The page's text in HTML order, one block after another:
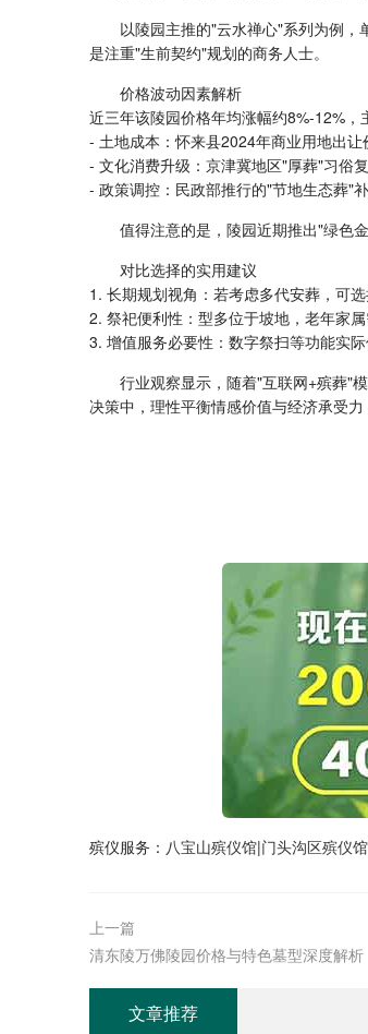
以陵园主推的"云水禅心"系列为例
是注重"生前契约"规划的商务人士。
价格波动因素解析
近三年该陵园价格年均涨幅约8%-12%，
- 土地成本：怀来县2024年商业用地出
- 文化消费升级：京津冀地区"厚葬"习俗
- 政策调控：民政部推行的"节地生态葬"
值得注意的是，陵园近期推出"绿色
对比选择的实用建议
1. 长期规划视角：若考虑多代安葬，可
2. 祭祀便利性：型多位于坡地，老年家属
3. 增值服务必要性：数字祭扫等功能实
行业观察显示，随着"互联网+殡葬"
决策中，理性平衡情感价值与经济承受力
殡仪服务： 八宝山殡仪馆|门头沟区殡仪馆
上一篇
清东陵万佛陵园价格与特色墓型深度解析
文章推荐